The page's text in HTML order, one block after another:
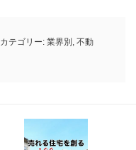
カテゴリー: 業界別 , 不動